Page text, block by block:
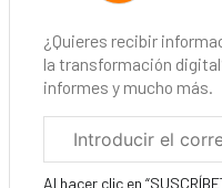
¿Quieres recibir
la transformación
informes y mucho más.
electrónico
Al hacer clic en